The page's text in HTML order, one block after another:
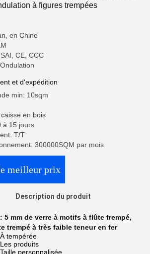
à figures trempées
en Chine
CE, CCC
et d'expédition
min: 10sqm
en bois
à 15 jours
T/T
300000SQM par mois
meilleur prix
Description du produit
5 mm de verre à motifs à flûte trempé,
trempé à très faible teneur en fer
À tempérée
Les produits
Taille personnalisée